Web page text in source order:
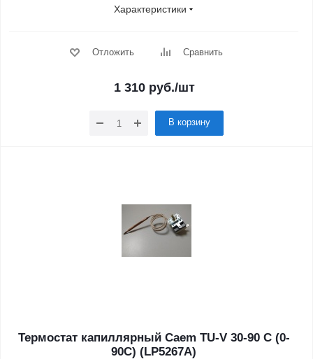
Характеристики
Отложить Сравнить
1 310руб./шт
В корзину
Термостат капиллярный Caem TU-V 30-90 C (0-
90C) (LP5267A)